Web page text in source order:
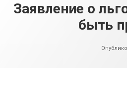
Заявление о
быть